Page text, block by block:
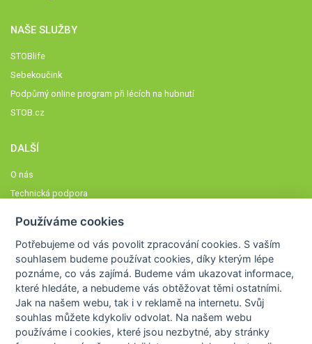
NAŠE SLUŽBY
STOBlife
Sebekoučink
Podpůrný online program při lécích na hubnutí
STOB.cz
DALŠÍ
O nás
Technická podpora
Členové STOBklubu
Zásady nakládání s osobními údaji
Otestujte se
Spočítejte si
Výzva 52
Používáme cookies
Potřebujeme od vás povolit zpracování cookies. S vaším
souhlasem budeme používat cookies, díky kterým lépe
poznáme,co vás zajímá. Budeme vám ukazovat informace,
které hledáte, a nebudeme vás obtěžovat těmi ostatními.
Jak na našem webu, tak i v reklamě na internetu. Svůj
souhlas můžete kdykoliv odvolat. Na našem webu
používáme i cookies, které jsou nezbytné, aby stránky